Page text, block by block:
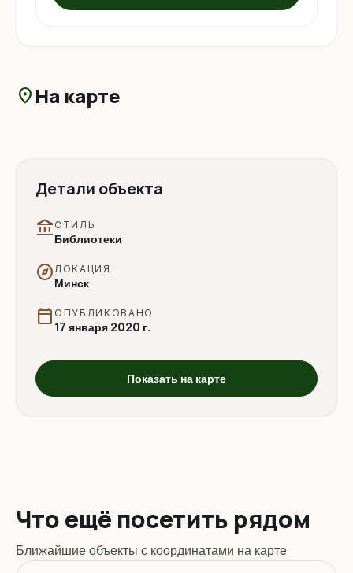
location_on На карте
Детали объекта
account_balance СТИЛЬ
Библиотеки
exploreЛОКАЦИЯ
Минск
calendar_today ОПУБЛИКОВАНО
17 января 2020 г.
Показать на карте
Что ещё посетить рядом
Ближайшие объекты с координатами на карте